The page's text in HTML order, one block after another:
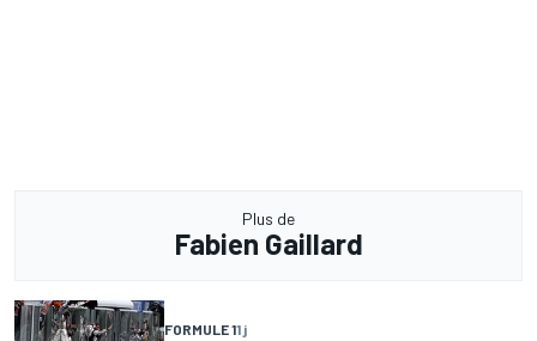
Plus de
Fabien Gaillard
FORMULE 11 j